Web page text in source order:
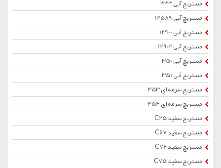
مستربچ آبی 333
مستربچ آبی 12589
مستربچ آبی 12900
مستربچ آبی 12902
مستربچ آبی 350
مستربچ آبی 351
مستربچ سرمه ای 353
مستربچ سرمه ای 354
مستربچ سفید C25
مستربچ سفید C67
مستربچ سفید C76
مستربچ سفید C75